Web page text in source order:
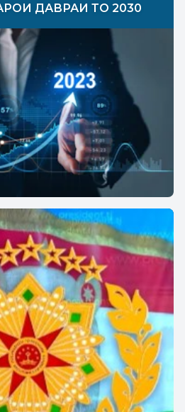
ДАВРАИ ТО 2030